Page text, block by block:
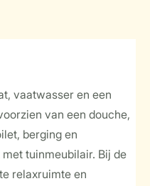
vaatwasser en een
van een douche,
berging en
tuinmeubilair. Bij de
relaxruimte en